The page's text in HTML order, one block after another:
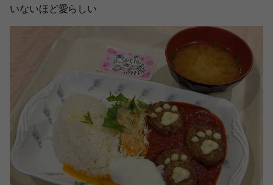
いないほど愛らしい